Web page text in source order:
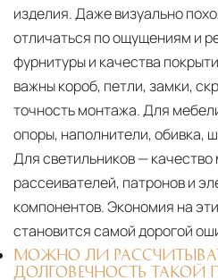
изделия. Даже визуально
отличаться по ощущениям и
фурнитуры и качества
важны короб, петли, замки,
точность монтажа. Для
опоры, наполнители, обивка,
Для светильников —
рассеивателей, патронов и
компонентов. Экономия на
становится самой дорогой
МОЖНО ЛИ
ДОЛГОВЕЧНОСТЬ ТАКОЙ